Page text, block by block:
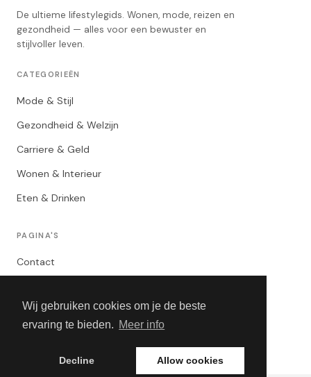
Wij gebruiken cookies om je de beste
ervaring te bieden. Meer info
Decline Allow cookies
De ultieme lifestylegids. Wonen, mode, reizen en
gezondheid — alles voor een bewuster en
stijlvoller leven.
CATEGORIEËN
Mode & Stijl
Gezondheid & Welzijn
Carriere & Geld
Wonen & Interieur
Eten & Drinken
PAGINA'S
Contact
Algemene Voorwaarden